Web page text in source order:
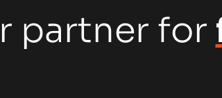
partner for